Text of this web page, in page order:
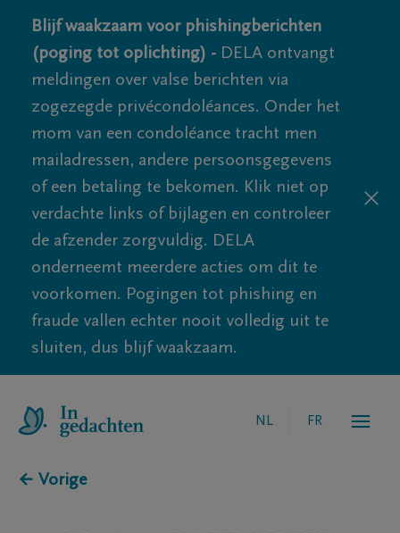
Blijf waakzaam voor phishingberichten
(poging tot oplichting) - DELA ontvangt
meldingen over valse berichten via
zogezegde privécondoléances. Onder het
mom van een condoléance tracht men
mailadressen, andere persoonsgegevens
of een betaling te bekomen. Klik niet op
verdachte links of bijlagen en controleer
de afzender zorgvuldig. DELA
onderneemt meerdere acties om dit te
voorkomen. Pogingen tot phishing en
fraude vallen echter nooit volledig uit te
sluiten, dus blijf waakzaam.
NL FR
← Vorige